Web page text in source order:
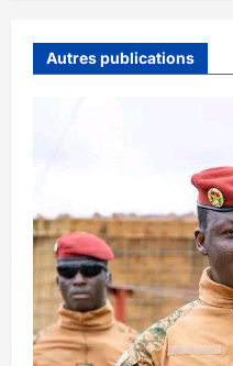
Autres publications